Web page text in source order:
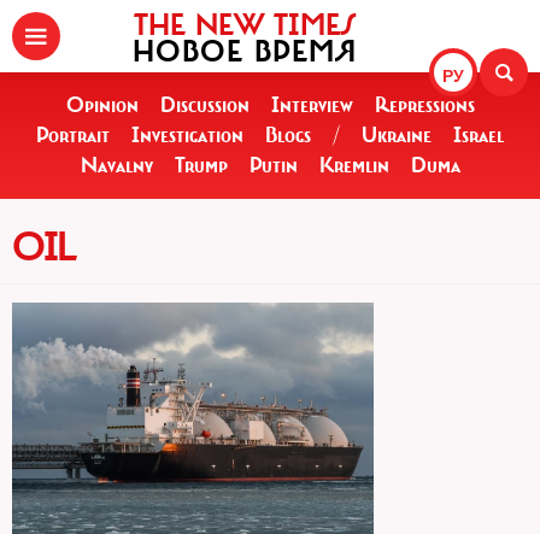
РУ
THE NEW TIMES
НОВОЕ ВРЕМЯ
Opinion Discussion Interview
Repressions
Portrait
Investigation Blogs / Ukraine
Israel
Navalny
Trump Putin Kremlin Duma
OIL